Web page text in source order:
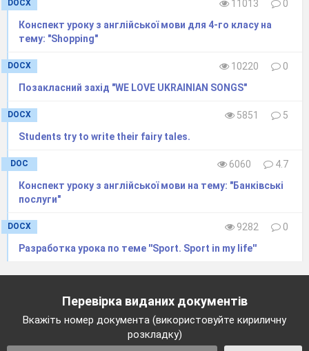
DOCX 11013
0
Конспект уроку з англійської мови для 4-го класу на
тему: "Shopping"
DOCX 10220
0
Позакласний захід "WE LOVE UKRAINIAN SONGS"
DOCX 5851
5
Students try to write their fairy tales.
DOC 6060
4.7
Конспект уроку з англійської мови на тему: "Банківські
послуги"
DOCX 9282
0
Разработка урока по теме ''Sport. Sport in my life''
Перевірка виданих документів
Вкажіть номер документа (використовуйте кириличну
розкладку)